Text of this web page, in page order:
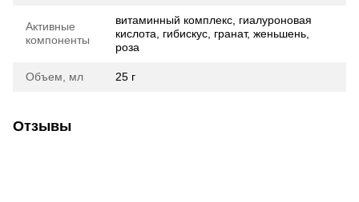
Активные
компоненты
витаминный комплекс, гиалуроновая
кислота, гибискус, гранат, женьшень,
роза
Объем, мл 25 г
Отзывы